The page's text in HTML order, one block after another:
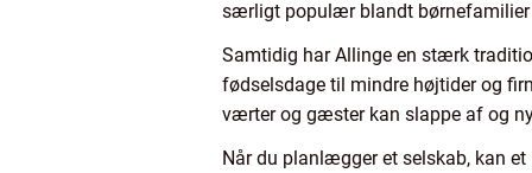
særligt populær blandt børnefamilier
Samtidig har Allinge en stærk
fødselsdage til mindre højtider og
værter og gæster kan slappe af og
Når du planlægger et selskab, kan